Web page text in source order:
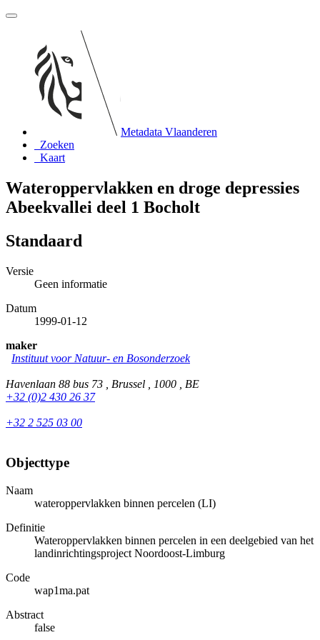
Metadata Vlaanderen
Zoeken
Kaart
Wateroppervlakken en droge depressies
Abeekvallei deel 1 Bocholt
Standaard
Versie
Geen informatie
Datum
1999-01-12
maker
Instituut voor Natuur- en Bosonderzoek
Havenlaan 88 bus 73 , Brussel , 1000 , BE
+32 (0)2 430 26 37
+32 2 525 03 00
Objecttype
Naam
wateroppervlakken binnen percelen (LI)
Definitie
Wateroppervlakken binnen percelen in een deelgebied van het
landinrichtingsproject Noordoost-Limburg
Code
wap1ma.pat
Abstract
false